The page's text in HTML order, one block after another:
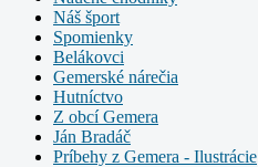
Náš šport
Spomienky
Belákovci
Gemerské nárečia
Hutníctvo
Z obcí Gemera
Ján Bradáč
Príbehy z Gemera - Ilustrácie